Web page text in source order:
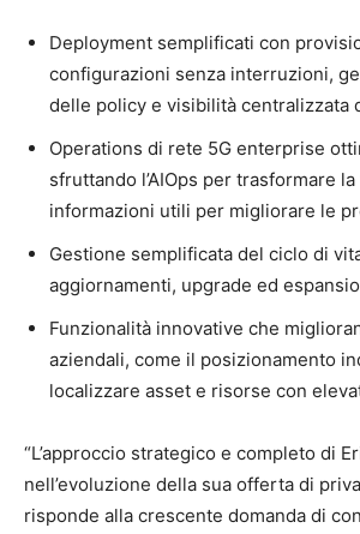
Deployment semplificati con
configurazioni senza interruzioni,
delle policy e visibilità centralizzata
Operations di rete 5G enterprise
sfruttando l’AIOps per trasformare
informazioni utili per migliorare le
Gestione semplificata del ciclo di
aggiornamenti, upgrade ed
Funzionalità innovative che
aziendali, come il posizionamento
localizzare asset e risorse con
“L’approccio strategico e completo di
nell’evoluzione della sua offerta di
risponde alla crescente domanda di